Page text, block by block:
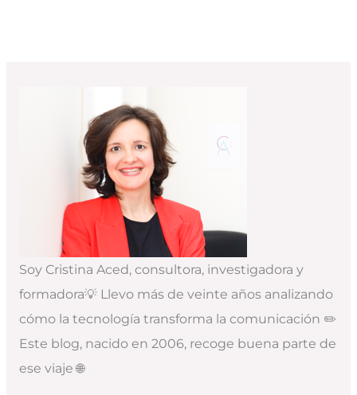
Soy Cristina Aced, consultora, investigadora y
formadora💡 Llevo más de veinte años analizando
cómo la tecnología transforma la comunicación ✏️
Este blog, nacido en 2006, recoge buena parte de
ese viaje 🌐